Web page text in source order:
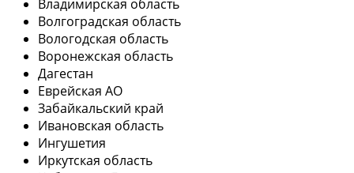
Владимирская область
Волгоградская область
Вологодская область
Воронежская область
Дагестан
Еврейская АО
Забайкальский край
Ивановская область
Ингушетия
Иркутская область